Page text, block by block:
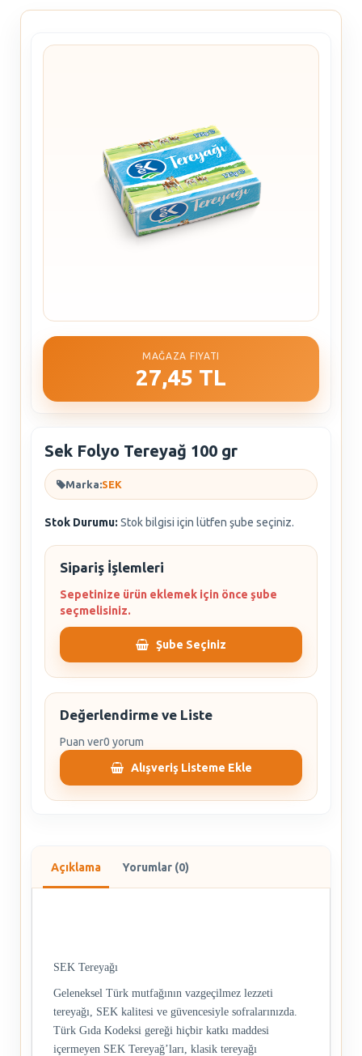
MAĞAZA FIYATI
27,45 TL
Sek Folyo Tereyağ 100 gr
Marka:SEK
Stok Durumu: Stok bilgisi için lütfen şube seçiniz.
Sipariş İşlemleri
Sepetinize ürün eklemek için önce şube
seçmelisiniz.
Şube Seçiniz
Değerlendirme ve Liste
Puan ver0 yorum
Alışveriş Listeme Ekle
Açıklama Yorumlar (0)
SEK Tereyağı
Geleneksel Türk mutfağının vazgeçilmez lezzeti
tereyağı, SEK kalitesi ve güvencesiyle sofralarınızda.
Türk Gıda Kodeksi gereği hiçbir katkı maddesi
içermeyen SEK Tereyağ’ları, klasik tereyağı